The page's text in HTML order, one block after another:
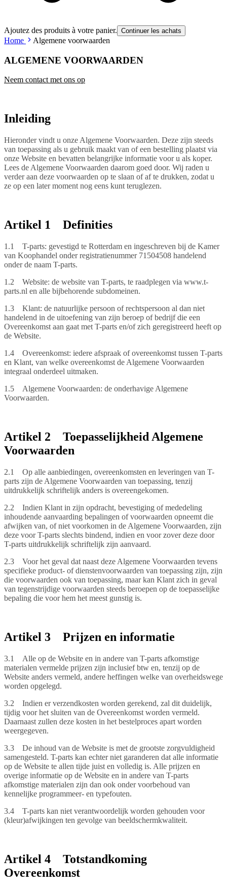
Ajoutez des produits à votre panier. Continuer les achats
Home Algemene voorwaarden
ALGEMENE VOORWAARDEN
Neem contact met ons op
Inleiding
Hieronder vindt u onze Algemene Voorwaarden. Deze zijn steeds
van toepassing als u gebruik maakt van of een bestelling plaatst via
onze Website en bevatten belangrijke informatie voor u als koper.
Lees de Algemene Voorwaarden daarom goed door. Wij raden u
verder aan deze voorwaarden op te slaan of af te drukken, zodat u
ze op een later moment nog eens kunt teruglezen.
Artikel 1 Definities
1.1 T-parts: gevestigd te Rotterdam en ingeschreven bij de Kamer
van Koophandel onder registratienummer 71504508 handelend
onder de naam T-parts.
1.2 Website: de website van T-parts, te raadplegen via www.t-
parts.nl en alle bijbehorende subdomeinen.
1.3 Klant: de natuurlijke persoon of rechtspersoon al dan niet
handelend in de uitoefening van zijn beroep of bedrijf die een
Overeenkomst aan gaat met T-parts en/of zich geregistreerd heeft op
de Website.
1.4 Overeenkomst: iedere afspraak of overeenkomst tussen T-parts
en Klant, van welke overeenkomst de Algemene Voorwaarden
integraal onderdeel uitmaken.
1.5 Algemene Voorwaarden: de onderhavige Algemene
Voorwaarden.
Artikel 2 Toepasselijkheid Algemene
Voorwaarden
2.1 Op alle aanbiedingen, overeenkomsten en leveringen van T-
parts zijn de Algemene Voorwaarden van toepassing, tenzij
uitdrukkelijk schriftelijk anders is overeengekomen.
2.2 Indien Klant in zijn opdracht, bevestiging of mededeling
inhoudende aanvaarding bepalingen of voorwaarden opneemt die
afwijken van, of niet voorkomen in de Algemene Voorwaarden, zijn
deze voor T-parts slechts bindend, indien en voor zover deze door
T-parts uitdrukkelijk schriftelijk zijn aanvaard.
2.3 Voor het geval dat naast deze Algemene Voorwaarden tevens
specifieke product- of dienstenvoorwaarden van toepassing zijn, zijn
die voorwaarden ook van toepassing, maar kan Klant zich in geval
van tegenstrijdige voorwaarden steeds beroepen op de toepasselijke
bepaling die voor hem het meest gunstig is.
Artikel 3 Prijzen en informatie
3.1 Alle op de Website en in andere van T-parts afkomstige
materialen vermelde prijzen zijn inclusief btw en, tenzij op de
Website anders vermeld, andere heffingen welke van overheidswege
worden opgelegd.
3.2 Indien er verzendkosten worden gerekend, zal dit duidelijk,
tijdig voor het sluiten van de Overeenkomst worden vermeld.
Daarnaast zullen deze kosten in het bestelproces apart worden
weergegeven.
3.3 De inhoud van de Website is met de grootste zorgvuldigheid
samengesteld. T-parts kan echter niet garanderen dat alle informatie
op de Website te allen tijde juist en volledig is. Alle prijzen en
overige informatie op de Website en in andere van T-parts
afkomstige materialen zijn dan ook onder voorbehoud van
kennelijke programmeer- en typefouten.
3.4 T-parts kan niet verantwoordelijk worden gehouden voor
(kleur)afwijkingen ten gevolge van beeldschermkwaliteit.
Artikel 4 Totstandkoming
Overeenkomst